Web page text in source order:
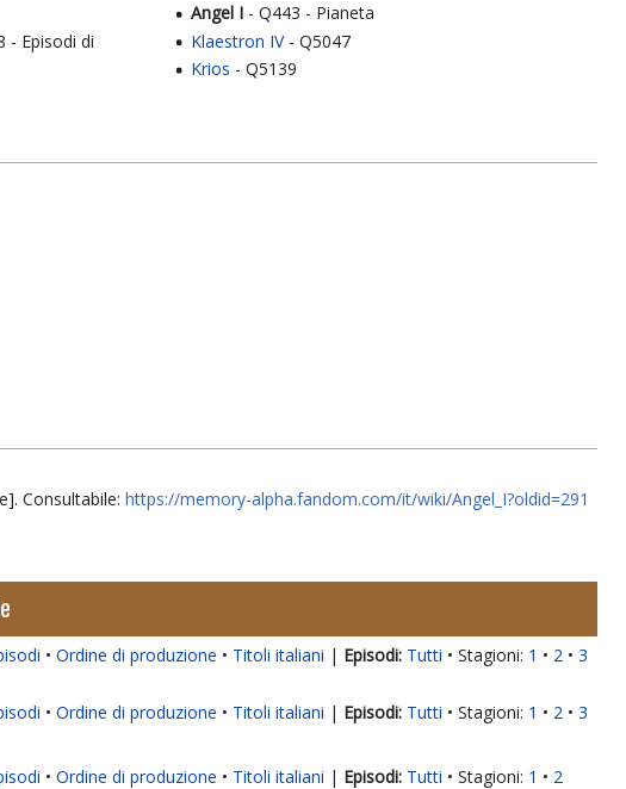
- Episodi di
Angel I- Q443 - Pianeta
Klaestron IV- Q5047
Krios - Q5139
Consultabile: https://memory-alpha.fandom.com/it/wiki/Angel_I?oldid=291
Ordine di produzione Titoli italiani | Tutti Stagioni: 1 2
3
Ordine di produzione Titoli italiani | Tutti Stagioni: 1 2
3
Ordine di produzione Titoli italiani | Tutti Stagioni: 1
2